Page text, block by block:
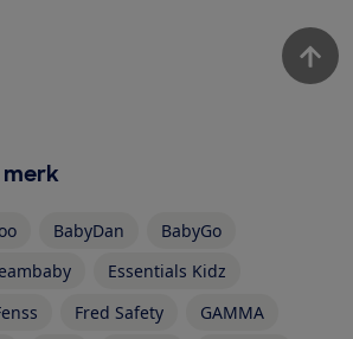
merk
BabyDan
BabyGo
Essentials Kidz
Fred Safety
GAMMA